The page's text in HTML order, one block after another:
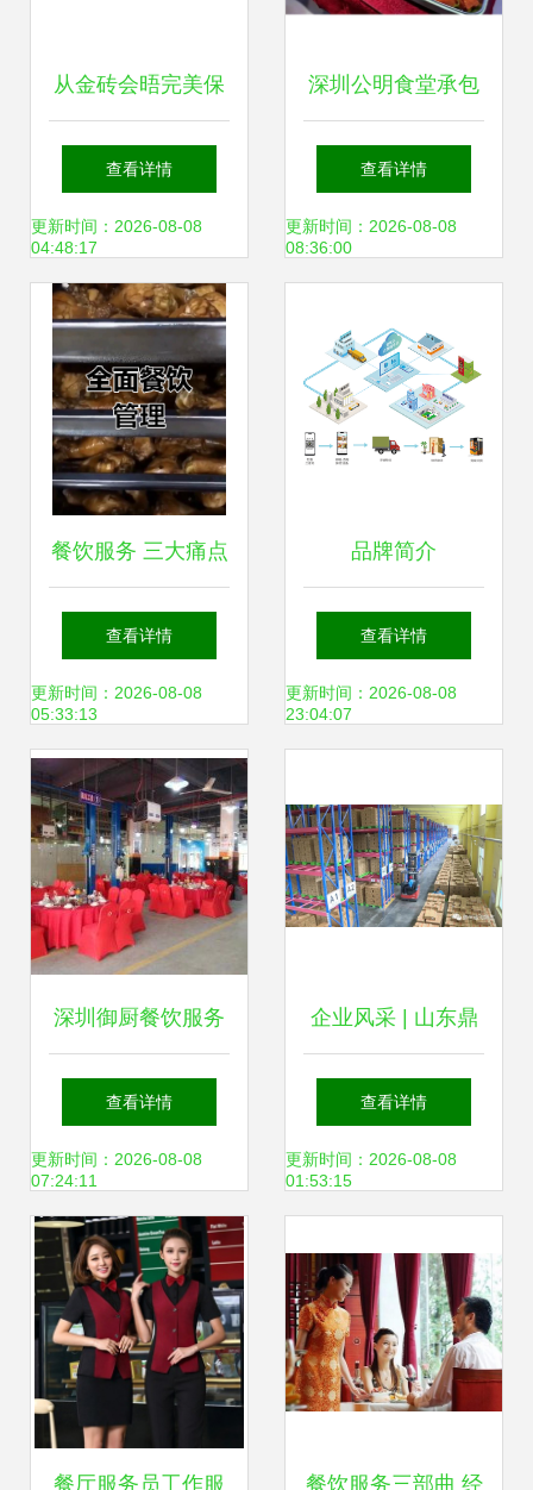
从金砖会晤完美保
障看顶级餐饮物流
服务
查看详情
更新时间：2026-08-08
04:48:17
深圳公明食堂承包
与工厂送餐服务 专
业餐饮服务的实践
查看详情
更新时间：2026-08-08
08:36:00
餐饮服务 三大痛点
如何在新标准下实
现一站式攻克？
查看详情
更新时间：2026-08-08
05:33:13
品牌简介
查看详情
更新时间：2026-08-08
23:04:07
深圳御厨餐饮服务
有限责任公司 专业
餐饮服务供应，打
造味蕾极致体验
查看详情
更新时间：2026-08-08
07:24:11
企业风采 | 山东鼎
味食品 打造全球酱
料专业定制生产基
风尚
查看详情
更新时间：2026-08-08
01:53:15
餐厅服务员工作服 餐饮服务三部曲 经